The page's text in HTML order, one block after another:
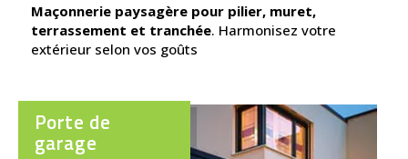
Maçonnerie paysagère pour pilier, muret,
terrassement et tranchée. Harmonisez votre
extérieur selon vos goûts
Porte de
garage